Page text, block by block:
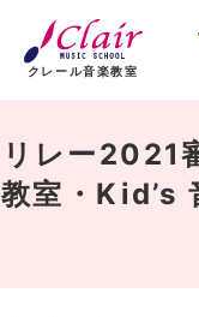
クレール音楽教室
リレー2021
教室・Kid’s